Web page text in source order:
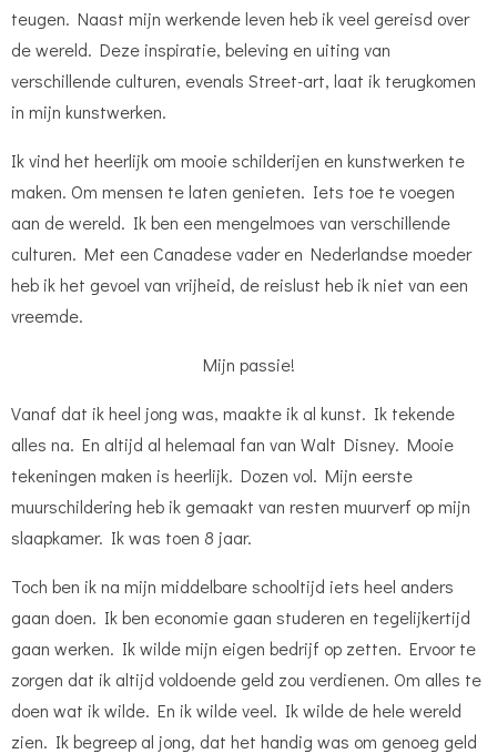
teugen. Naast mijn werkende leven heb ik veel gereisd over
de wereld. Deze inspiratie, beleving en uiting van
verschillende culturen, evenals Street-art, laat ik terugkomen
in mijn kunstwerken.
Ik vind het heerlijk om mooie schilderijen en kunstwerken te
maken. Om mensen te laten genieten. Iets toe te voegen
aan de wereld. Ik ben een mengelmoes van verschillende
culturen. Met een Canadese vader en Nederlandse moeder
heb ik het gevoel van vrijheid, de reislust heb ik niet van een
vreemde.
Mijn passie!
Vanaf dat ik heel jong was, maakte ik al kunst. Ik tekende
alles na. En altijd al helemaal fan van Walt Disney. Mooie
tekeningen maken is heerlijk. Dozen vol. Mijn eerste
muurschildering heb ik gemaakt van resten muurverf op mijn
slaapkamer. Ik was toen 8 jaar.
Toch ben ik na mijn middelbare schooltijd iets heel anders
gaan doen. Ik ben economie gaan studeren en tegelijkertijd
gaan werken. Ik wilde mijn eigen bedrijf op zetten. Ervoor te
zorgen dat ik altijd voldoende geld zou verdienen. Om alles te
doen wat ik wilde. En ik wilde veel. Ik wilde de hele wereld
zien. Ik begreep al jong, dat het handig was om genoeg geld